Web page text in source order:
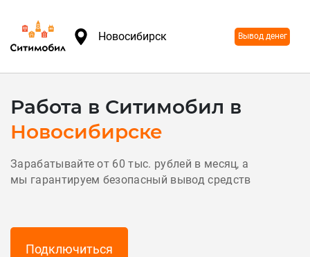
Новосибирск Вывод денег
Работа в Ситимобил в
Новосибирске
Зарабатывайте от 60 тыс. рублей в месяц, а
мы гарантируем безопасный вывод средств
Подключиться